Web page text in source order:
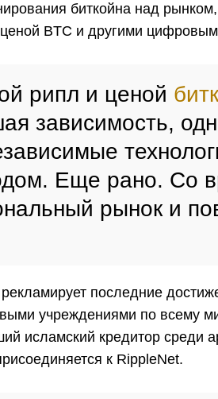
биткойна над рынком,
BTC и другими
рипл и ценой
зависимость,
Еще рано. Со
рынок и
последние
учреждениями по всему
исламский кредитор среди
к RippleNet.